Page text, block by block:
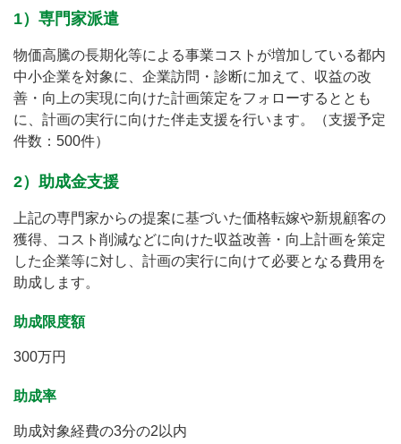
1）専門家派遣
物価高騰の長期化等による事業コストが増加している都内
中小企業を対象に、企業訪問・診断に加えて、収益の改
善・向上の実現に向けた計画策定をフォローするととも
に、計画の実行に向けた伴走支援を行います。（支援予定
件数：500件）
2）助成金支援
上記の専門家からの提案に基づいた価格転嫁や新規顧客の
獲得、コスト削減などに向けた収益改善・向上計画を策定
した企業等に対し、計画の実行に向けて必要となる費用を
助成します。
助成限度額
300万円
助成率
助成対象経費の3分の2以内